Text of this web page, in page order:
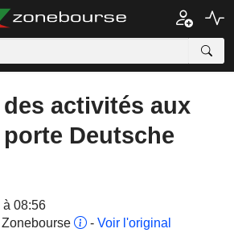
activités aux
Deutsche
à 08:56
- Voir l'original